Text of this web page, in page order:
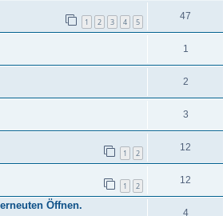
1 2 3 4 5
47
1
2
3
1 2
12
1 2
12
Öffnen.
4